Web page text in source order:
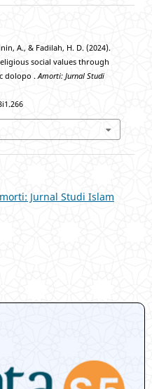
A., & Fadilah, H. D. (2024).
social values through
dolopo .Amorti: Jurnal Studi
Jurnal Studi Islam